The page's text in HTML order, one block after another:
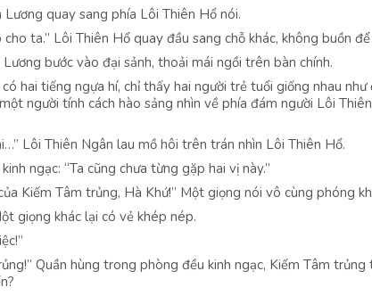
Lương quay sang phía Lôi Thiên Hổ nói.
cho ta.” Lôi Thiên Hổ quay đầu sang chỗ khác, không buồn
Lương bước vào đại sảnh, thoải mái ngồi trên bàn chính.
hai tiếng ngựa hí, chỉ thấy hai người trẻ tuổi giống nhau
người tính cách hào sảng nhìn về phía đám người Lôi
Lôi Thiên Ngân lau mồ hôi trên trán nhìn Lôi Thiên Hổ.
ngạc: “Ta cũng chưa từng gặp hai vị này.”
Kiếm Tâm trủng, Hà Khứ!” Một giọng nói vô cùng phóng
giọng khác lại có vẻ khép nép.
Quần hùng trong phòng đều kinh ngạc, Kiếm Tâm